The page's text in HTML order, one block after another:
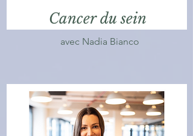
Cancer du sein
avec Nadia Bianco